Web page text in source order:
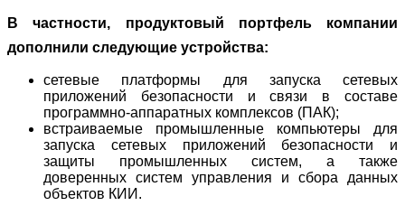
В частности, продуктовый портфель компании
дополнили следующие устройства:
сетевые платформы для запуска сетевых
приложений безопасности и связи в составе
программно-аппаратных комплексов (ПАК);
встраиваемые промышленные компьютеры для
запуска сетевых приложений безопасности и
защиты промышленных систем, а также
доверенных систем управления и сбора данных
объектов КИИ.